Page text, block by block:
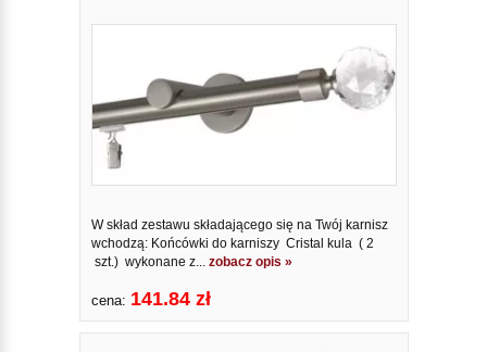
W skład zestawu składającego się na Twój karnisz
wchodzą: Końcówki do karniszy Cristal kula ( 2
szt.) wykonane z... zobacz opis »
cena: 141.84 zł